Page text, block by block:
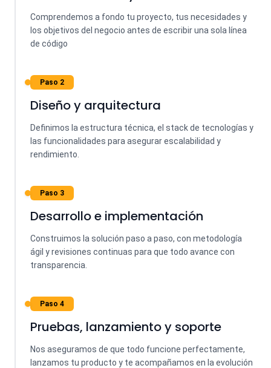
Comprendemos a fondo tu proyecto, tus necesidades y
los objetivos del negocio antes de escribir una sola línea
de código
Paso 2
Diseño y arquitectura
Definimos la estructura técnica, el stack de tecnologías y
las funcionalidades para asegurar escalabilidad y
rendimiento.
Paso 3
Desarrollo e implementación
Construimos la solución paso a paso, con metodología
ágil y revisiones continuas para que todo avance con
transparencia.
Paso 4
Pruebas, lanzamiento y soporte
Nos aseguramos de que todo funcione perfectamente,
lanzamos tu producto y te acompañamos en la evolución